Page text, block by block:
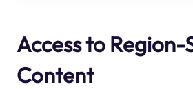
Access to Region-
Content